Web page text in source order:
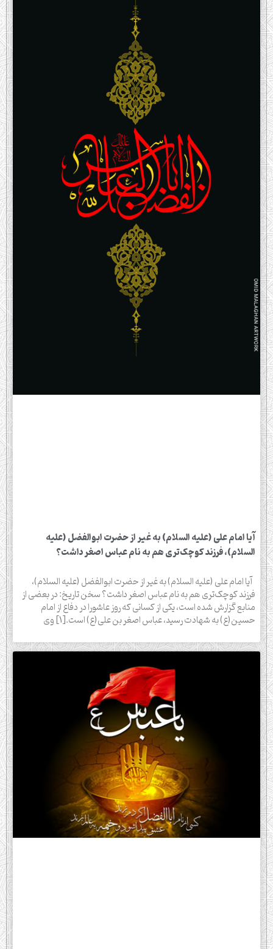
آیا امام علی (علیه السلام) به غیر از حضرت ابوالفضل (علیه
السلام)، فرزند کوچک‌تری هم به نام عباس اصغر داشت؟
آیا امام علی (علیه السلام) به غیر از حضرت ابوالفضل (علیه السلام)،
فرزند کوچک‌تری هم به نام عباس اصغر داشت؟ سخن تاریخ: در بعضی از
منابع گزارش شده است، یکی از کسانی که روز عاشورا در دفاع از امام
حسین(ع) به شهادت رسید، عباس اصغر بن علی(ع) است.[1] وی